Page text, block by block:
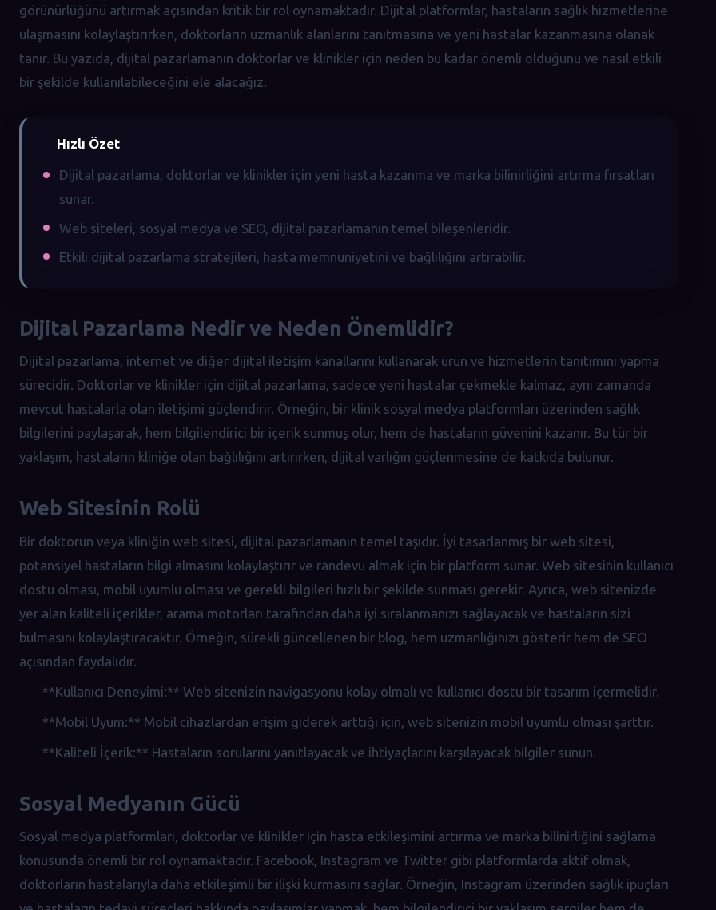
görünürlüğünü artırmak açısından kritik bir rol oynamaktadır. Dijital platformlar, hastaların sağlık hizmetlerine
ulaşmasını kolaylaştırırken, doktorların uzmanlık alanlarını tanıtmasına ve yeni hastalar kazanmasına olanak
tanır. Bu yazıda, dijital pazarlamanın doktorlar ve klinikler için neden bu kadar önemli olduğunu ve nasıl etkili
bir şekilde kullanılabileceğini ele alacağız.
Hızlı Özet
Dijital pazarlama, doktorlar ve klinikler için yeni hasta kazanma ve marka bilinirliğini artırma fırsatları
sunar.
Web siteleri, sosyal medya ve SEO, dijital pazarlamanın temel bileşenleridir.
Etkili dijital pazarlama stratejileri, hasta memnuniyetini ve bağlılığını artırabilir.
Dijital Pazarlama Nedir ve Neden Önemlidir?
Dijital pazarlama, internet ve diğer dijital iletişim kanallarını kullanarak ürün ve hizmetlerin tanıtımını yapma
sürecidir. Doktorlar ve klinikler için dijital pazarlama, sadece yeni hastalar çekmekle kalmaz, aynı zamanda
mevcut hastalarla olan iletişimi güçlendirir. Örneğin, bir klinik sosyal medya platformları üzerinden sağlık
bilgilerini paylaşarak, hem bilgilendirici bir içerik sunmuş olur, hem de hastaların güvenini kazanır. Bu tür bir
yaklaşım, hastaların kliniğe olan bağlılığını artırırken, dijital varlığın güçlenmesine de katkıda bulunur.
Web Sitesinin Rolü
Bir doktorun veya kliniğin web sitesi, dijital pazarlamanın temel taşıdır. İyi tasarlanmış bir web sitesi,
potansiyel hastaların bilgi almasını kolaylaştırır ve randevu almak için bir platform sunar. Web sitesinin kullanıcı
dostu olması, mobil uyumlu olması ve gerekli bilgileri hızlı bir şekilde sunması gerekir. Ayrıca, web sitenizde
yer alan kaliteli içerikler, arama motorları tarafından daha iyi sıralanmanızı sağlayacak ve hastaların sizi
bulmasını kolaylaştıracaktır. Örneğin, sürekli güncellenen bir blog, hem uzmanlığınızı gösterir hem de SEO
açısından faydalıdır.
**Kullanıcı Deneyimi:** Web sitenizin navigasyonu kolay olmalı ve kullanıcı dostu bir tasarım içermelidir.
**Mobil Uyum:** Mobil cihazlardan erişim giderek arttığı için, web sitenizin mobil uyumlu olması şarttır.
**Kaliteli İçerik:** Hastaların sorularını yanıtlayacak ve ihtiyaçlarını karşılayacak bilgiler sunun.
Sosyal Medyanın Gücü
Sosyal medya platformları, doktorlar ve klinikler için hasta etkileşimini artırma ve marka bilinirliğini sağlama
konusunda önemli bir rol oynamaktadır. Facebook, Instagram ve Twitter gibi platformlarda aktif olmak,
doktorların hastalarıyla daha etkileşimli bir ilişki kurmasını sağlar. Örneğin, Instagram üzerinden sağlık ipuçları